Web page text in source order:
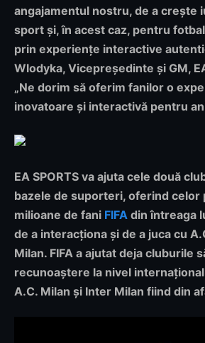
angajamentul nostru, de a crește
sport și, în acest caz, pentru
prin experiențe interactive
Wlodyka, Vicepreședinte și GM,
„Ne dorim să oferim fanilor o
inovatoare și interactivă pentru
EA SPORTS va ajuta cele două
bazele de suporteri, oferind celor
milioane de fani FIFA din întreaga
de a interacționa și de a juca cu
Milan. FIFA a ajutat deja cluburile
recunoaștere la nivel
A.C. Milan și Inter Milan fiind din